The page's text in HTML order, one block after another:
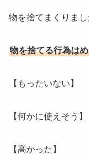
物を捨てまくりまし
物を捨てる行為は
【もったいない】
【何かに使えそう】
【高かった】